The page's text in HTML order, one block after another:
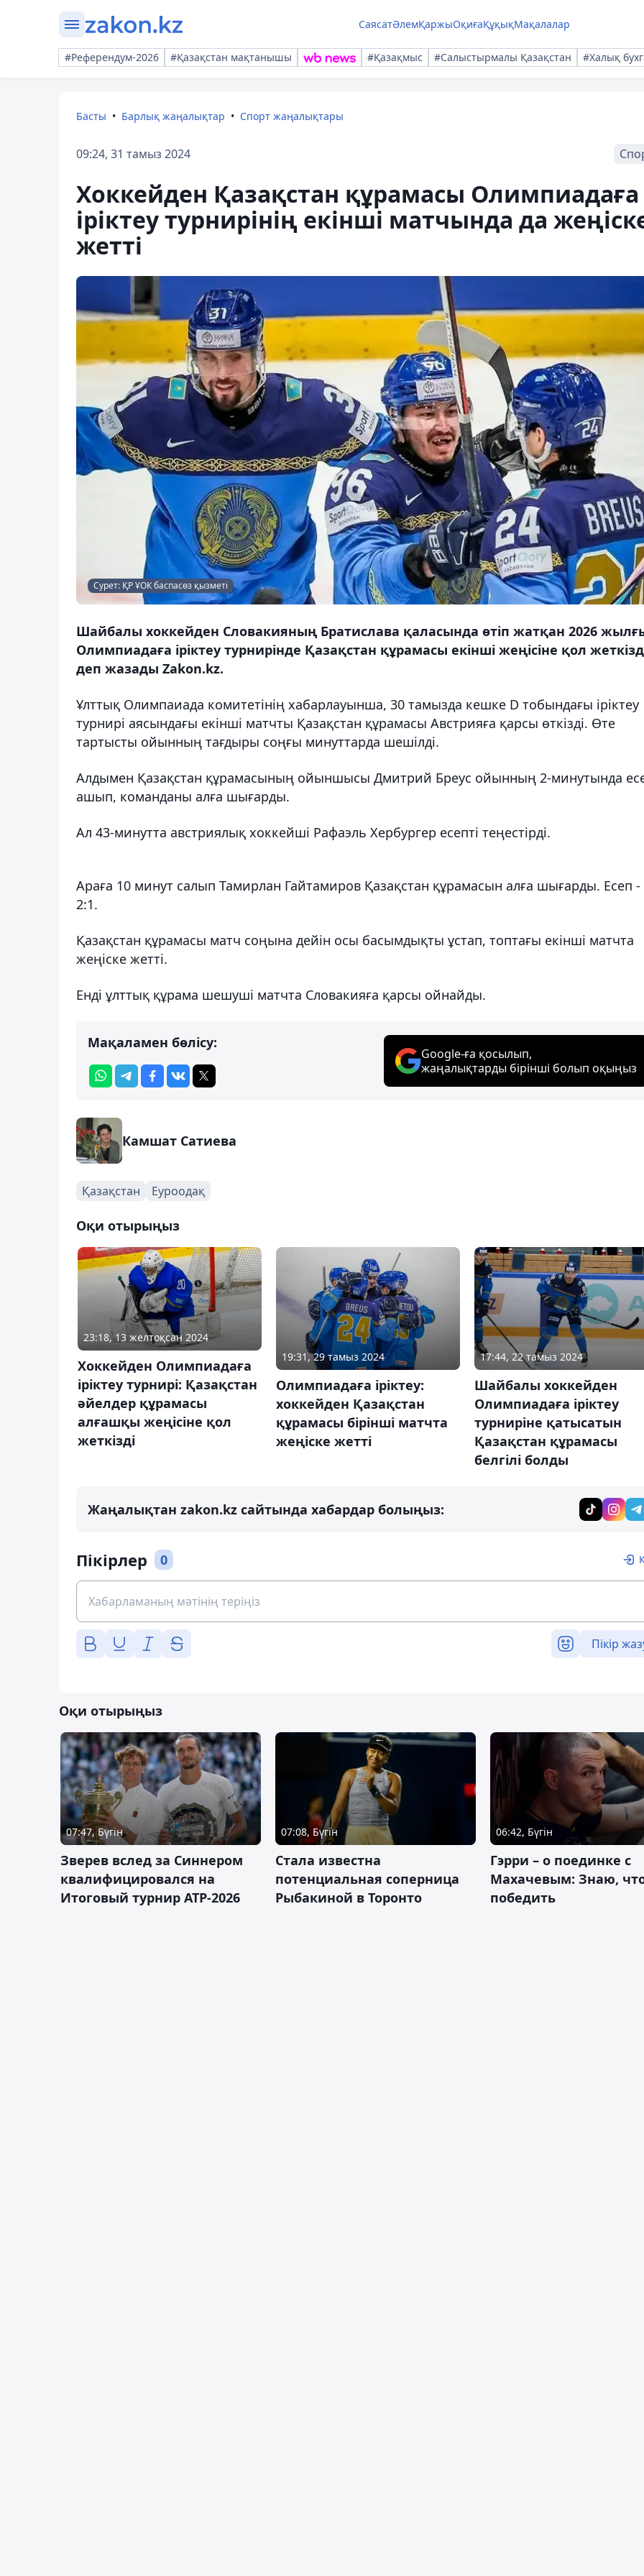
СаясатӘлемҚаржыОқиғаҚұқықМақалалар
#Референдум-2026 #Қазақстан мақтанышы #Қазақмыс #Салыстырмалы Қазақстан #Халық
Басты Барлық жаңалықтар Спорт жаңалықтары
09:24, 31 тамыз 2024
Хоккейден Қазақстан құрамасы Олимпиадаға
іріктеу турнирінің екінші матчында да
жетті
Сурет: ҚР ҰОК баспасөз қызметі
Шайбалы хоккейден Словакияның Братислава қаласында өтіп жатқан 2026
Олимпиадаға іріктеу турнирінде Қазақстан құрамасы екінші жеңісіне қол
деп жазады Zakon.kz.
Ұлттық Олимпаиада комитетінің хабарлауынша, 30 тамызда кешке D тобындағы іріктеу
турнирі аясындағы екінші матчты Қазақстан құрамасы Австрияға қарсы өткізді. Өте
тартысты ойынның тағдыры соңғы минуттарда шешілді.
Алдымен Қазақстан құрамасының ойыншысы Дмитрий Бреус ойынның 2-минутында
ашып, команданы алға шығарды.
Ал 43-минутта австриялық хоккейші Рафаэль Хербургер есепті теңестірді.
Араға 10 минут салып Тамирлан Гайтамиров Қазақстан құрамасын алға шығарды. Есеп -
2:1.
Қазақстан құрамасы матч соңына дейін осы басымдықты ұстап, топтағы екінші матчта
жеңіске жетті.
Енді ұлттық құрама шешуші матчта Словакияға қарсы ойнайды.
Мақаламен бөлісу:
Google-ға қосылып,
жаңалықтарды бірінші болып оқыңыз
Камшат Сатиева
Қазақстан Еуроодақ
Оқи отырыңыз
23:18, 13 желтоқсан 2024
Хоккейден Олимпиадаға
іріктеу турнирі: Қазақстан
әйелдер құрамасы
алғашқы жеңісіне қол
жеткізді
19:31, 29 тамыз 2024
Олимпиадаға іріктеу:
хоккейден Қазақстан
құрамасы бірінші матчта
жеңіске жетті
17:44, 22 тамыз 2024
Шайбалы хоккейден
Олимпиадаға іріктеу
турниріне қатысатын
Қазақстан құрамасы
белгілі болды
Жаңалықтан zakon.kz сайтында хабардар болыңыз:
Пікірлер 0
Пікір
Оқи отырыңыз
07:47, Бүгін
Зверев вслед за Синнером
квалифицировался на
Итоговый турнир ATP-2026
07:08, Бүгін
Cтала известна
потенциальная соперница
Рыбакиной в Торонто
06:42, Бүгін
Гэрри – о поединке с
Махачевым: Знаю,
победить